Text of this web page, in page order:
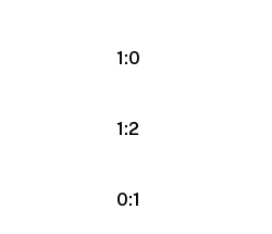
1:0
1:2
0:1